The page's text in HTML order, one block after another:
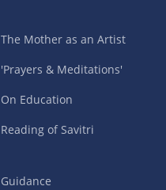
The Mother as an Artist
'Prayers & Meditations'
On Education
Reading of Savitri
Guidance